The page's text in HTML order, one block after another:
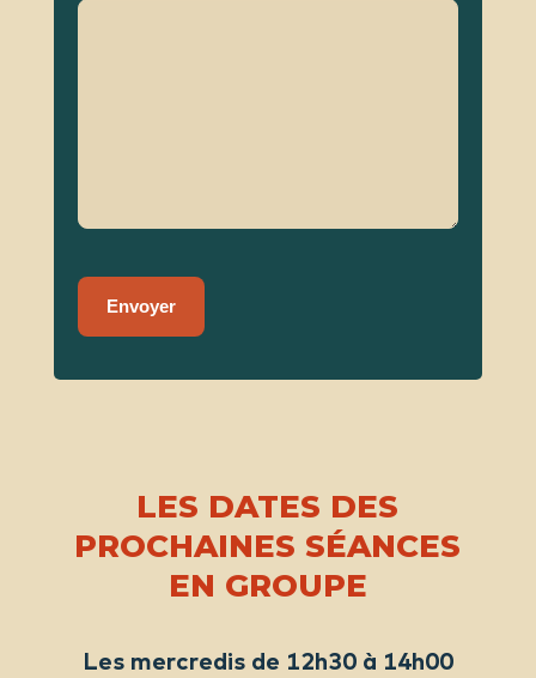
LES DATES DES
PROCHAINES SÉANCES
EN GROUPE
Les mercredis de 12h30 à 14h00